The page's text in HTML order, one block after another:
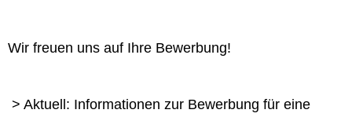
Wir freuen uns auf Ihre Bewerbung!
> Aktuell: Informationen zur Bewerbung für eine